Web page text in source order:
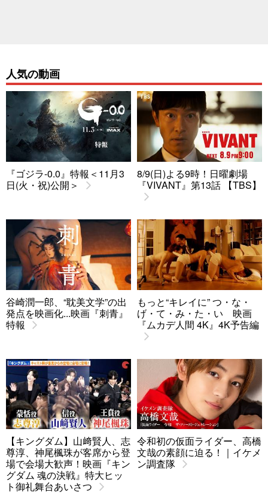
人気の動画
『ゴジラ-0.0』特報＜11月3
日(火・祝)公開＞
8/9(日)よる9時！日曜劇場
『VIVANT』第13話 【TBS】
谷崎潤一郎、“耽美文学”の出
発点を映画化...映画『刺青』
特報
もっと“キレイに” つ・な・
げ・て・み・た・い 映画
『ムカデ人間 4K』4K予告編
【キングダム】山﨑賢人、志
尊淳、神尾楓珠が客席から登
場で会場大歓声！映画『キン
グダム 魂の決戦』特大ヒッ
ト御礼舞台あいさつ
令和初の仮面ライダー、高橋
文哉の素顔に迫る！｜イケメ
ン調査隊